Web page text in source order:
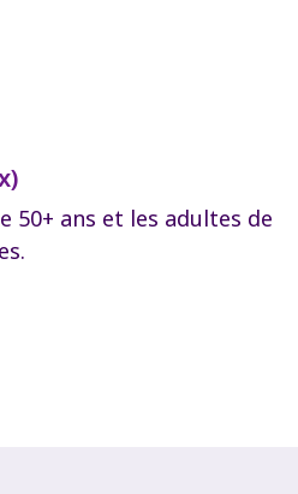
50+ ans et les adultes de